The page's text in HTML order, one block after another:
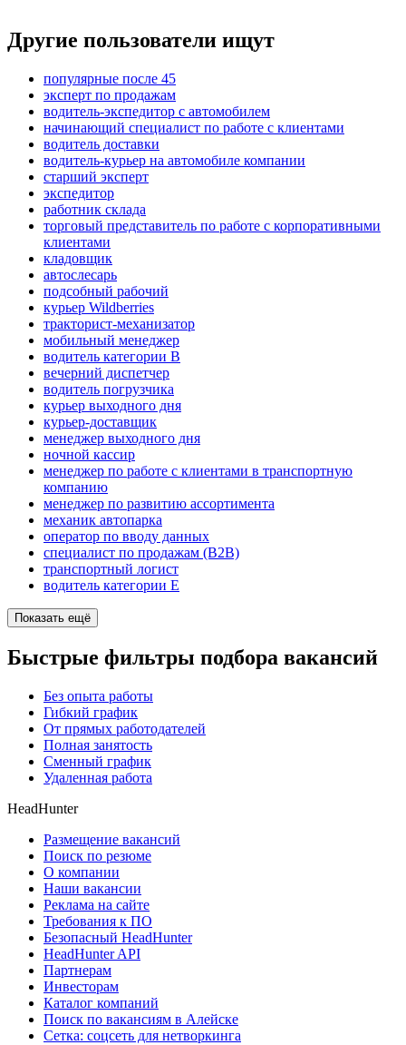
Другие пользователи ищут
популярные после 45
эксперт по продажам
водитель-экспедитор с автомобилем
начинающий специалист по работе с клиентами
водитель доставки
водитель-курьер на автомобиле компании
старший эксперт
экспедитор
работник склада
торговый представитель по работе с корпоративными
клиентами
кладовщик
автослесарь
подсобный рабочий
курьер Wildberries
тракторист-механизатор
мобильный менеджер
водитель категории B
вечерний диспетчер
водитель погрузчика
курьер выходного дня
курьер-доставщик
менеджер выходного дня
ночной кассир
менеджер по работе с клиентами в транспортную
компанию
менеджер по развитию ассортимента
механик автопарка
оператор по вводу данных
специалист по продажам (B2B)
транспортный логист
водитель категории E
Показать ещё
Быстрые фильтры подбора вакансий
Без опыта работы
Гибкий график
От прямых работодателей
Полная занятость
Сменный график
Удаленная работа
HeadHunter
Размещение вакансий
Поиск по резюме
О компании
Наши вакансии
Реклама на сайте
Требования к ПО
Безопасный HeadHunter
HeadHunter API
Партнерам
Инвесторам
Каталог компаний
Поиск по вакансиям в Алейске
Сетка: соцсеть для нетворкинга